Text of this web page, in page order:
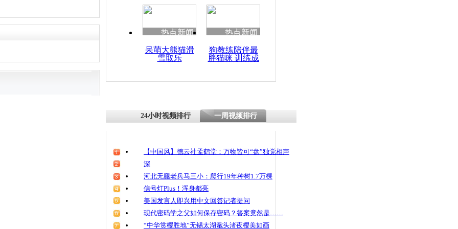
热点新闻
呆萌大熊猫滑
雪取乐
热点新闻
狗教练陪伴最
胖猫咪 训练成
24小时视频排行 一周视频排行
【中国风】德云社孟鹤堂：万物皆可“盘”独觉相声
深
河北无腿老兵马三小：爬行19年种树1.7万棵
信号灯Plus！浑身都亮
美国发言人即兴用中文回答记者提问
现代密码学之父如何保存密码？答案竟然是……
“中华赏樱胜地”无锡太湖鼋头渚夜樱美如画